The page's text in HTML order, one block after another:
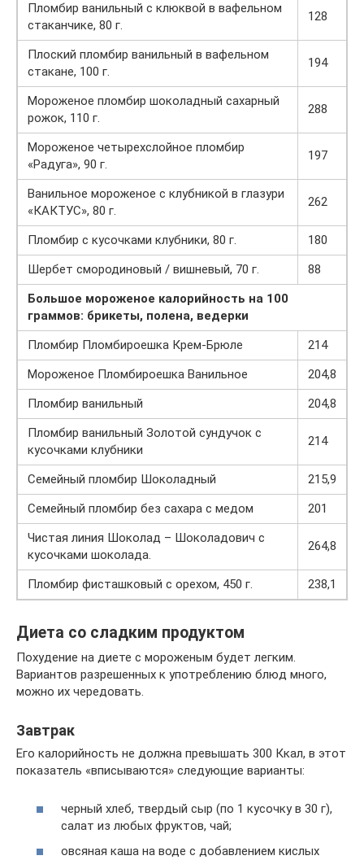
Пломбир ванильный с клюквой в вафельном
стаканчике, 80 г.
128
Плоский пломбир ванильный в вафельном
стакане, 100 г.
194
Мороженое пломбир шоколадный сахарный
рожок, 110 г.
288
Мороженое четырехслойное пломбир
«Радуга», 90 г.
197
Ванильное мороженое с клубникой в глазури
«КАКТУС», 80 г.
262
Пломбир с кусочками клубники, 80 г.
180
Шербет смородиновый / вишневый, 70 г.
88
Большое мороженое калорийность на 100
граммов: брикеты, полена, ведерки
Пломбир Пломбироешка Крем-Брюле
214
Мороженое Пломбироешка Ванильное
204,8
Пломбир ванильный
204,8
Пломбир ванильный Золотой сундучок с
кусочками клубники
214
Семейный пломбир Шоколадный
215,9
Семейный пломбир без сахара с медом
201
Чистая линия Шоколад – Шоколадович с
кусочками шоколада.
264,8
Пломбир фисташковый с орехом, 450 г. 238,1
Диета со сладким продуктом
Похудение на диете с мороженым будет легким.
Вариантов разрешенных к употреблению блюд много,
можно их чередовать.
Завтрак
Его калорийность не должна превышать 300 Ккал, в этот
показатель «вписываются» следующие варианты:
черный хлеб, твердый сыр (по 1 кусочку в 30 г),
салат из любых фруктов, чай;
овсяная каша на воде с добавлением кислых